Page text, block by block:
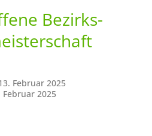
Bezirks-
Februar 2025
2025